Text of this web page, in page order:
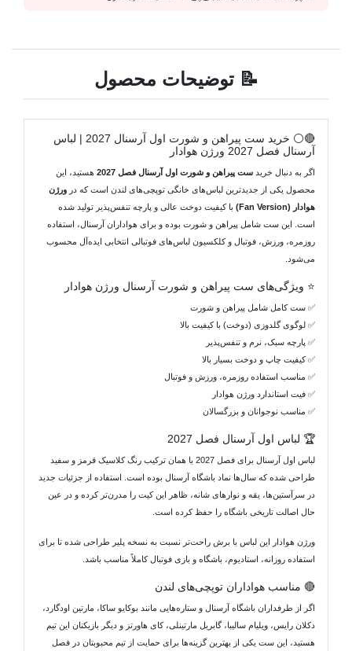
📝 توضیحات محصول
🔴⚪ خرید ست پیراهن و شورت اول آرسنال 2027 | لباس
آرسنال فصل 2027 ورژن هوادار
اگر به دنبال خرید ست پیراهن و شورت اول آرسنال فصل 2027
هستید، این
محصول یکی از جدیدترین لباس‌های خانگی توپچی‌های لندن است که در ورژن
هوادار (Fan Version)
با کیفیت دوخت عالی و پارچه تنفس‌پذیر تولید شده
است. این ست شامل پیراهن و شورت بوده و برای هواداران آرسنال، استفاده
روزمره، ورزش، فوتبال و کلکسیون لباس‌های فوتبالی انتخابی ایده‌آل محسوب
می‌شود.
⭐ ویژگی‌های ست پیراهن و شورت آرسنال ورژن هوادار
✅ ست کامل شامل پیراهن و شورت
✅ لوگوی گلدوزی (دوخت) با کیفیت بالا
✅ پارچه سبک، نرم و تنفس‌پذیر
✅ کیفیت چاپ و دوخت بسیار بالا
✅ مناسب استفاده روزمره، ورزش و فوتبال
✅ فیت استاندارد ورژن هوادار
✅ مناسب نوجوانان و بزرگسالان
🏆 لباس اول آرسنال فصل 2027
لباس اول آرسنال برای فصل 2027 با همان ترکیب رنگ کلاسیک قرمز و سفید
طراحی شده که سال‌ها نماد باشگاه آرسنال بوده است. استفاده از جزئیات جدید
در سرآستین‌ها، یقه و نوارهای شانه، ظاهر این کیت را مدرن‌تر کرده و در عین
حال اصالت تاریخی باشگاه را حفظ کرده است.
ورژن هوادار این لباس با برش راحت‌تر نسبت به نسخه پلیر طراحی شده تا برای
استفاده روزانه، استادیوم، باشگاه و بازی فوتبال کاملاً مناسب باشد.
🔴 مناسب هواداران توپچی‌های لندن
اگر از طرفداران باشگاه آرسنال و ستاره‌هایی مانند بوکایو ساکا، مارتین اودگارد،
دکلان رایس، ویلیام سالیبا، گابریل مارتینلی، کای هاورتز و دیگر بازیکنان این تیم
هستید، این ست یکی از بهترین گزینه‌ها برای حمایت از تیم محبوبتان در فصل